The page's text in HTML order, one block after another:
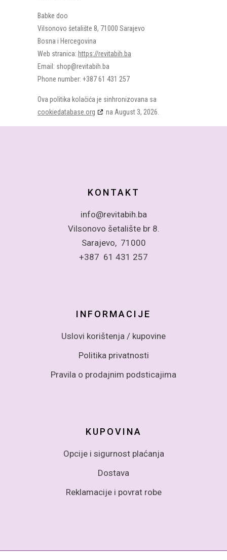
Babke doo
Vilsonovo šetalište 8, 71000 Sarajevo
Bosna i Hercegovina
Web stranica: https://revitabih.ba
Email: shop@revitabih.ba
Phone number: +387 61 431 257
Ova politika kolačića je sinhronizovana sa
cookiedatabase.org
na August 3, 2026.
KONTAKT
info@revitabih.ba
Vilsonovo šetalište br 8.
Sarajevo, 71000
+387 61 431 257
INFORMACIJE
Uslovi korištenja / kupovine
Politika privatnosti
Pravila o prodajnim podsticajima
KUPOVINA
Opcije i sigurnost plaćanja
Dostava
Reklamacije i povrat robe